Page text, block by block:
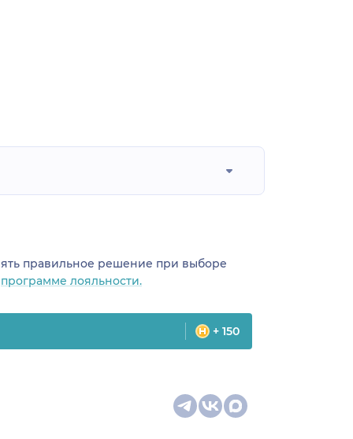
правильное решение при выборе
программе лояльности.
+ 150